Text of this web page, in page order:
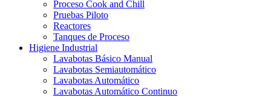
Proceso Cook and Chill
Pruebas Piloto
Reactores
Tanques de Proceso
Higiene Industrial
Lavabotas Básico Manual
Lavabotas Semiautomático
Lavabotas Automático
Lavabotas Automático Continuo